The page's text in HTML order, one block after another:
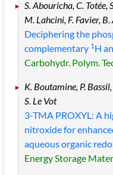
S. Abouricha, C. Totée,
M. Lahcini, F. Favier,
Deciphering the
complementary 1H
Carbohydr. Polym.
K. Boutamine, P.
S. Le Vot
3-TMA PROXYL: A
nitroxide for
aqueous organic
Energy Storage